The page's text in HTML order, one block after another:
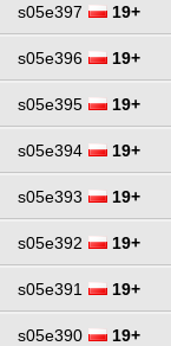
s05e397 19+
s05e396 19+
s05e395 19+
s05e394 19+
s05e393 19+
s05e392 19+
s05e391 19+
s05e390 19+